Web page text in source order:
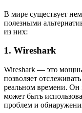
В мире существует
полезными
из них:
1. Wireshark
Wireshark — это
позволяет
реальном времени. Он
может быть
проблем и